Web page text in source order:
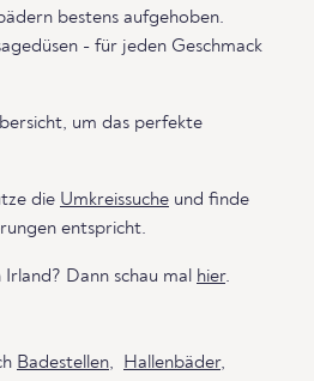
bestens aufgehoben.
- für jeden Geschmack
um das perfekte
die Umkreissuche und finde
entspricht.
Dann schau mal hier.
Badestellen, Hallenbäder,